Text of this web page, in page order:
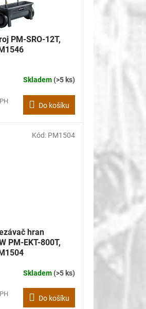
PM-SRO-12T,
Skladem(>5 ks)
Do košíku
hran
PM-EKT-800T,
Skladem(>5 ks)
Do košíku
Kód: PM1504